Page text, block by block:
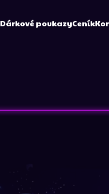
Dárkové poukazyCeník